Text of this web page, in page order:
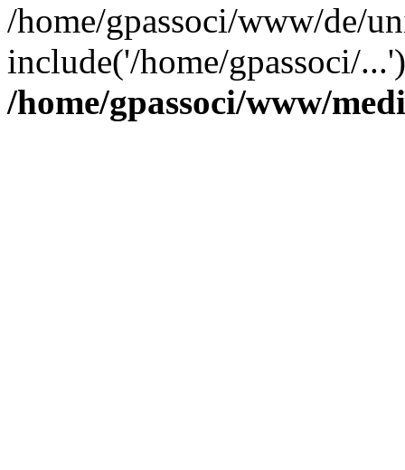
/home/gpassoci/www/de/
include('/home/gpassoci/
/home/gpassoci/www/